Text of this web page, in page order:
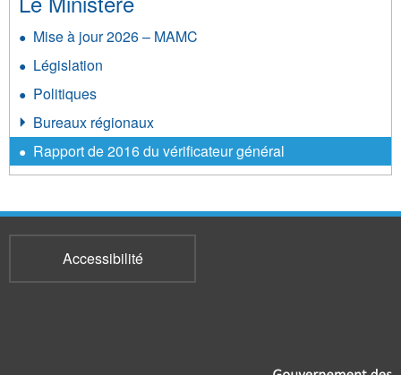
Mise à jour 2026 – MAMC
Législation
Politiques
Bureaux régionaux
Rapport de 2016 du vérificateur général
Accessibilité